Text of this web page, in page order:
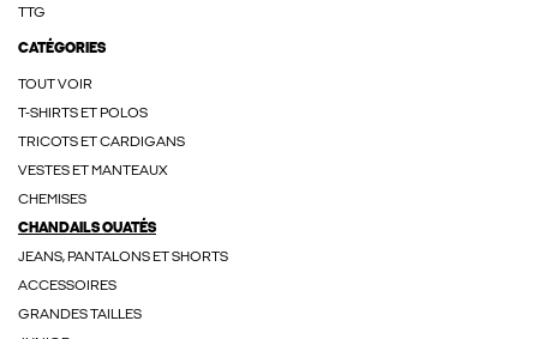
TTG
CATÉGORIES
TOUT VOIR
T-SHIRTS ET POLOS
TRICOTS ET CARDIGANS
VESTES ET MANTEAUX
CHEMISES
CHANDAILS OUATÉS
JEANS, PANTALONS ET SHORTS
ACCESSOIRES
GRANDES TAILLES